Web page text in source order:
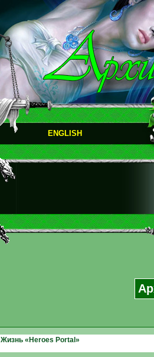
ENGLISH
Жизнь «Heroes Portal»